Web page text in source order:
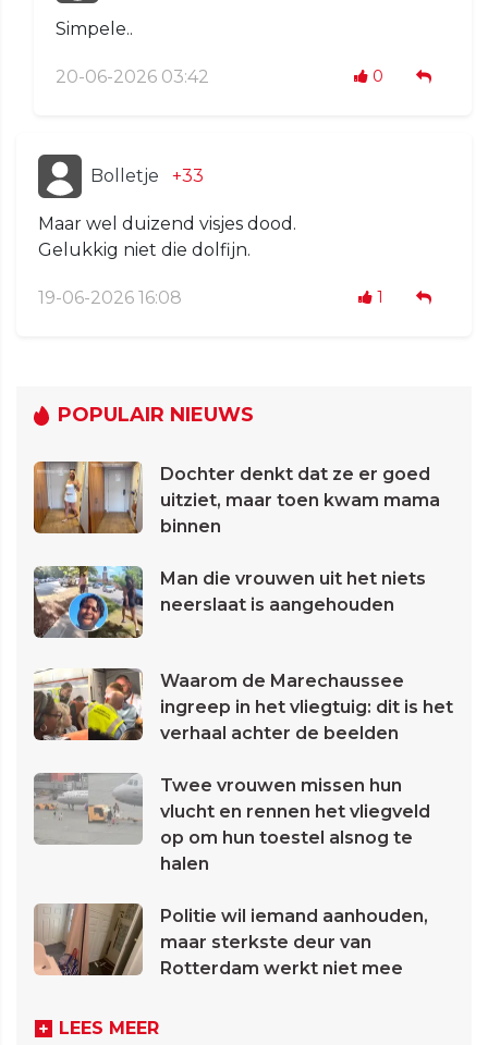
Simpele..
20-06-2026 03:42 0
Bolletje +33
Maar wel duizend visjes dood.
Gelukkig niet die dolfijn.
19-06-2026 16:08 1
POPULAIR NIEUWS
Dochter denkt dat ze er goed
uitziet, maar toen kwam mama
binnen
Man die vrouwen uit het niets
neerslaat is aangehouden
Waarom de Marechaussee
ingreep in het vliegtuig: dit is het
verhaal achter de beelden
Twee vrouwen missen hun
vlucht en rennen het vliegveld
op om hun toestel alsnog te
halen
Politie wil iemand aanhouden,
maar sterkste deur van
Rotterdam werkt niet mee
LEES MEER